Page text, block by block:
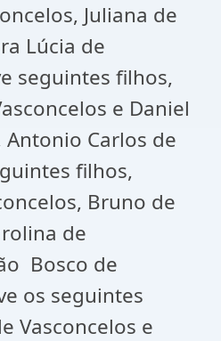
Juliana de
Lúcia de
seguintes filhos,
e Daniel
Antonio Carlos de
filhos,
Bruno de
de
Bosco de
os seguintes
Vasconcelos e